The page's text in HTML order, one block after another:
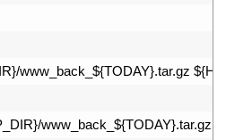
}/www_back_ ${TODAY}.tar.gz ${
}/www_back_ ${TODAY}.tar.gz